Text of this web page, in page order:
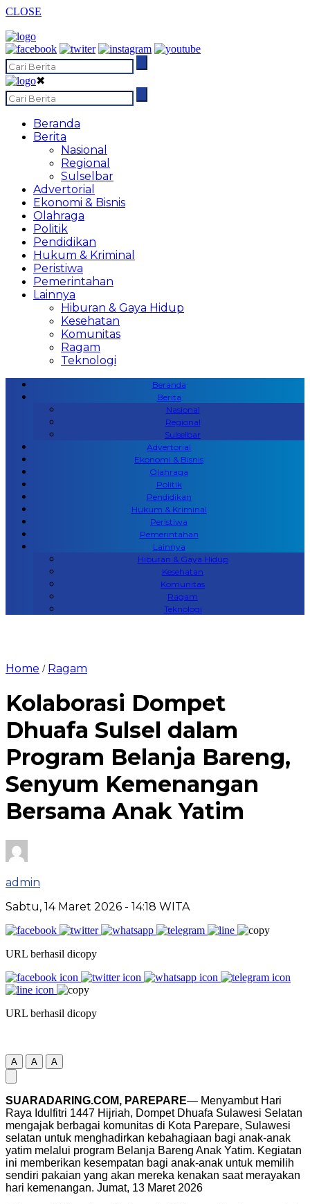
CLOSE
✖
Beranda
Berita
Nasional
Regional
Sulselbar
Advertorial
Ekonomi & Bisnis
Olahraga
Politik
Pendidikan
Hukum & Kriminal
Peristiwa
Pemerintahan
Lainnya
Hiburan & Gaya Hidup
Kesehatan
Komunitas
Ragam
Teknologi
Beranda
Berita
Nasional
Regional
Sulselbar
Advertorial
Ekonomi & Bisnis
Olahraga
Politik
Pendidikan
Hukum & Kriminal
Peristiwa
Pemerintahan
Lainnya
Hiburan & Gaya Hidup
Kesehatan
Komunitas
Ragam
Teknologi
Home / Ragam
Kolaborasi Dompet
Dhuafa Sulsel dalam
Program Belanja Bareng,
Senyum Kemenangan
Bersama Anak Yatim
admin
Sabtu, 14 Maret 2026 - 14:18 WITA
URL berhasil dicopy
URL berhasil dicopy
A A A
SUARADARING.COM, PAREPARE— Menyambut Hari
Raya Idulfitri 1447 Hijriah, Dompet Dhuafa Sulawesi Selatan
mengajak berbagai komunitas di Kota Parepare, Sulawesi
selatan untuk menghadirkan kebahagiaan bagi anak-anak
yatim melalui program Belanja Bareng Anak Yatim. Kegiatan
ini memberikan kesempatan bagi anak-anak untuk memilih
sendiri pakaian yang akan mereka kenakan saat merayakan
hari kemenangan. Jumat, 13 Maret 2026